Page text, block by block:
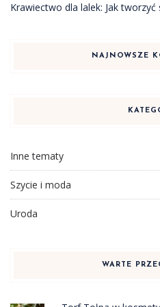
Krawiectwo dla lalek: Jak
NAJNOWSZE
Inne tematy
Szycie i moda
Uroda
WARTE